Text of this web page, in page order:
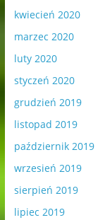
kwiecień 2020
marzec 2020
luty 2020
styczeń 2020
grudzień 2019
listopad 2019
październik 2019
wrzesień 2019
sierpień 2019
lipiec 2019